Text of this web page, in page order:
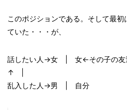
このポジションである。そして最
ていた・・・が、
話したい人→女 | 女←その子の友
↑ |
乱入した人→男 | 自分